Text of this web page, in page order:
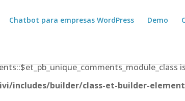
Chatbot para empresas WordPress Demo
includes/builder/class-et-builder-